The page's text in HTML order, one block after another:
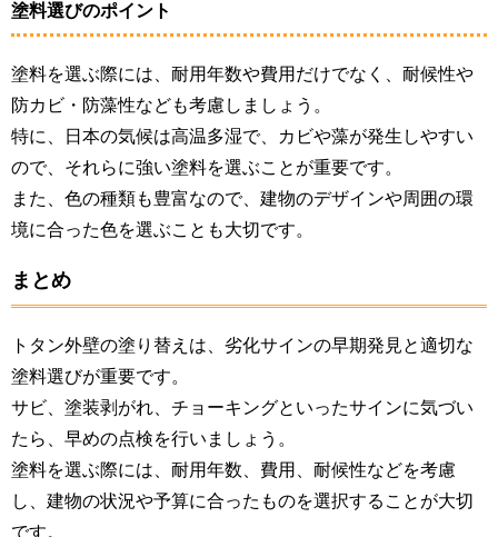
塗料選びのポイント
塗料を選ぶ際には、耐用年数や費用だけでなく、耐候性や
防カビ・防藻性なども考慮しましょう。
特に、日本の気候は高温多湿で、カビや藻が発生しやすい
ので、それらに強い塗料を選ぶことが重要です。
また、色の種類も豊富なので、建物のデザインや周囲の環
境に合った色を選ぶことも大切です。
まとめ
トタン外壁の塗り替えは、劣化サインの早期発見と適切な
塗料選びが重要です。
サビ、塗装剥がれ、チョーキングといったサインに気づい
たら、早めの点検を行いましょう。
塗料を選ぶ際には、耐用年数、費用、耐候性などを考慮
し、建物の状況や予算に合ったものを選択することが大切
です。